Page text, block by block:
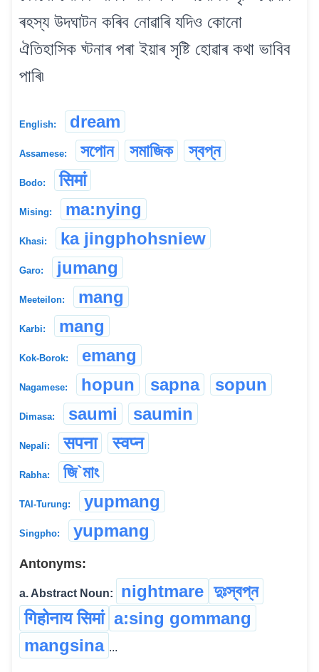
ৰহস্য উদঘাটন কৰিব নোৱাৰি যদিও কোনো
ঐতিহাসিক ঘ্টনাৰ পৰা ইয়াৰ সৃষ্টি হোৱাৰ কথা ভাবিব
পাৰি৷
English: dream
Assamese: সপোন সমাজিক স্বপ্ন
Bodo: सिमां
Mising: ma:nying
Khasi: ka jingphohsniew
Garo: jumang
Meeteilon: mang
Karbi: mang
Kok-Borok: emang
Nagamese: hopun sapna sopun
Dimasa: saumi saumin
Nepali: सपना स्वप्न
Rabha: জি`মাং
TAI-Turung: yupmang
Singpho: yupmang
Antonyms:
a. Abstract Noun: nightmare দুঃস্বপ্ন
गिहोनाय सिमां a:sing gommang
mangsina ...